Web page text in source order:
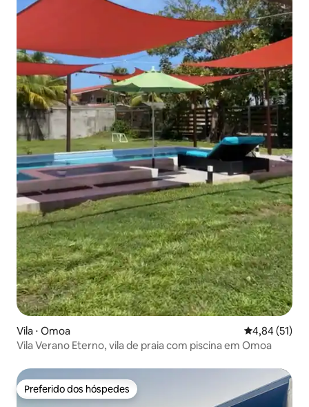
Vila ⋅ Omoa 4,84 de uma
4,84 (51)
Vila Verano Eterno, vila de praia com piscina em Omoa
Preferido dos hóspedes
Preferido dos hóspedes